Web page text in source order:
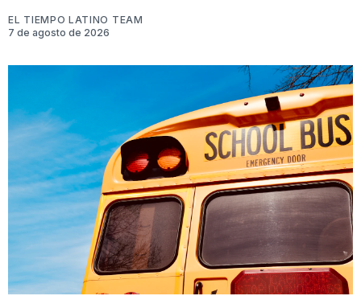
EL TIEMPO LATINO TEAM
7 de agosto de 2026